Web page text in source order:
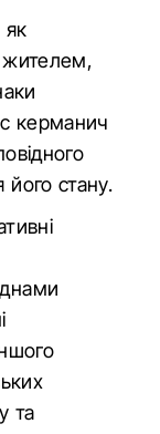
як
жителем,
керманич
стану.
та